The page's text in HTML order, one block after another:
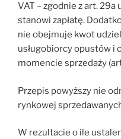
VAT – zgodnie z art.
stanowi zapłatę.
nie obejmuje kwot
usługobiorcy opustów i
momencie sprzedaży
Przepis powyższy nie
rynkowej
W rezultacie o ile